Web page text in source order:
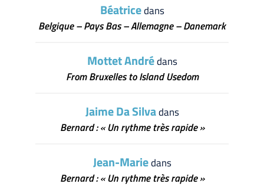
Béatricedans
Belgique – Pays Bas – Allemagne – Danemark
Mottet Andrédans
From Bruxelles to Island Usedom
Jaime Da Silvadans
Bernard : « Un rythme très rapide »
Jean-Mariedans
Bernard : « Un rythme très rapide »